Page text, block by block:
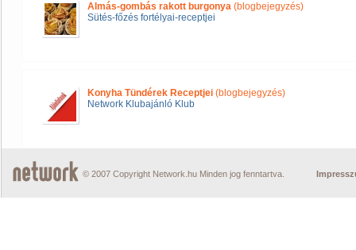
Almás-gombás rakott burgonya (blogbejegyzés)
Sütés-főzés fortélyai-receptjei
Konyha Tündérek Receptjei (blogbejegyzés)
Network Klubajánló Klub
© 2007 Copyright Network.hu Minden jog fenntartva.